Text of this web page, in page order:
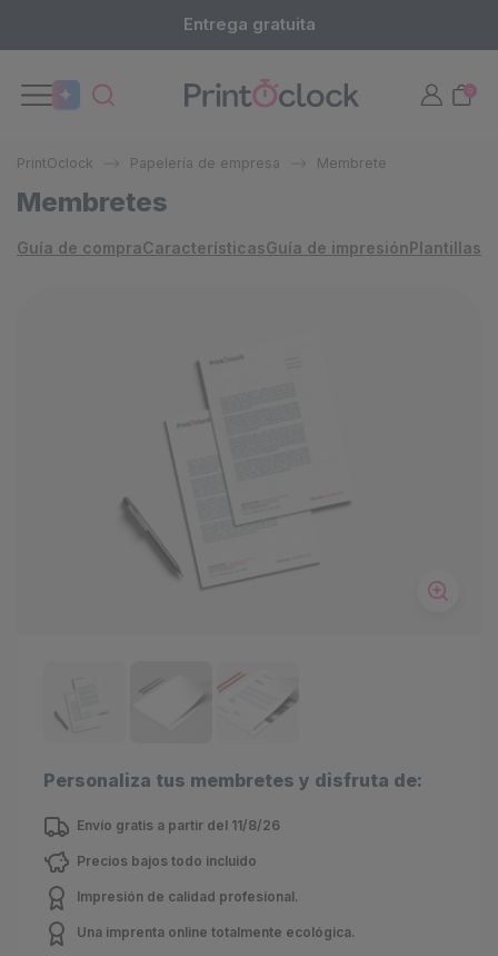
Entrega gratuita
0
PrintOclock Papelería de empresa Membrete
Membretes
Guía de compraCaracterísticasGuía de impresiónPlantillas
Personaliza tus membretes y disfruta de:
Envío gratis a partir del 11/8/26
Precios bajos todo incluido
Impresión de calidad profesional.
Una imprenta online totalmente ecológica.